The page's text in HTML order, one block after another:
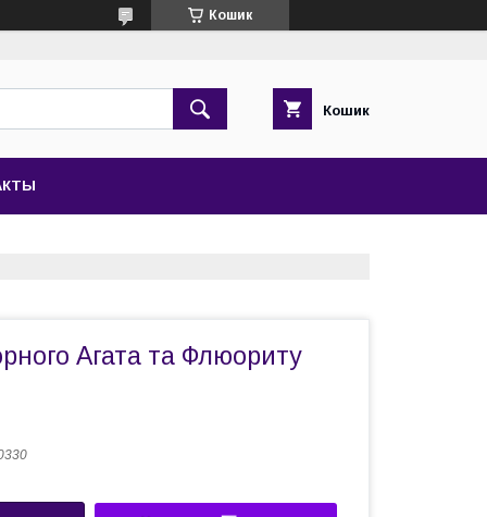
Кошик
Кошик
Агата та Флюориту